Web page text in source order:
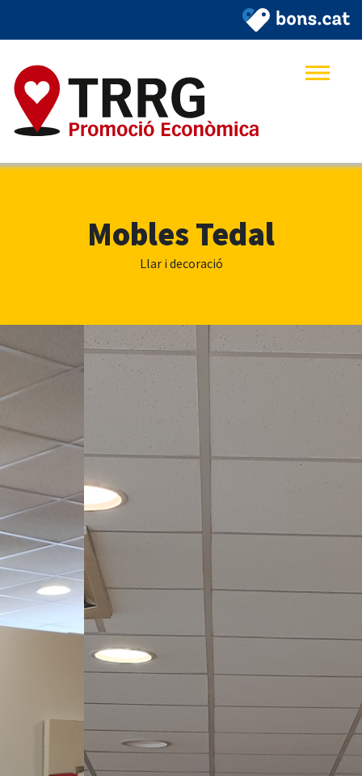
Mobles Tedal
Llar i decoració